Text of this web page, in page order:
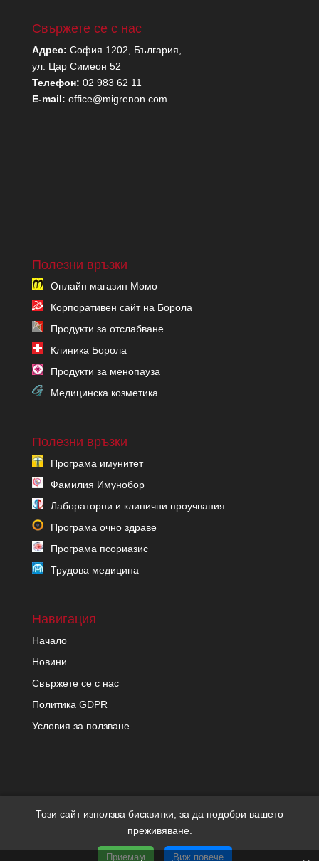
Свържете се с нас
Адрес: София 1202, България,
ул. Цар Симеон 52
Телефон: 02 983 62 11
E-mail: office@migrenon.com
Полезни връзки
Онлайн магазин Момо
Корпоративен сайт на Борола
Продукти за отслабване
Клиника Борола
Продукти за менопауза
Медицинска козметика
Полезни връзки
Програма имунитет
Фамилия Имунобор
Лабораторни и клинични проучвания
Програма очно здраве
Програма псориазис
Трудова медицина
Навигация
Начало
Новини
Свържете се с нас
Политика GDPR
Условия за ползване
дизайн и SEO от Трибест
Този сайт използва бисквитки, за да подобри вашето
преживяване.
Приемам Виж повече